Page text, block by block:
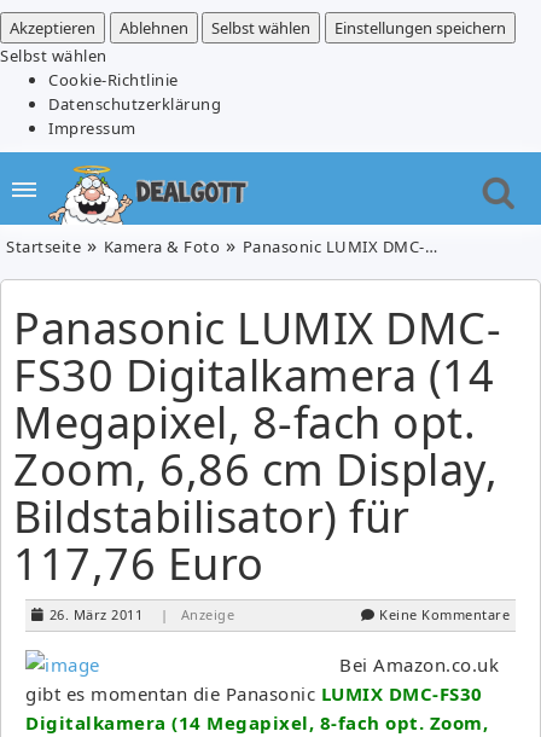
Akzeptieren
Ablehnen Selbst wählen
Einstellungen speichern
Selbst wählen
Cookie-Richtlinie
Datenschutzerklärung
Impressum
Startseite Kamera & Foto Panasonic LUMIX DMC-FS30 Digitalkamera (14 Megapixel, 8-fach opt. Zoom, 6,86 cm Display, Bildstabilisator) für 117,76 Euro
Panasonic LUMIX DMC-
FS30 Digitalkamera (14
Megapixel, 8-fach opt.
Zoom, 6,86 cm Display,
Bildstabilisator) für
117,76 Euro
26. März 2011 | Anzeige Keine Kommentare
Bei Amazon.co.uk
gibt es momentan die Panasonic LUMIX DMC-FS30
Digitalkamera (14 Megapixel, 8-fach opt. Zoom,